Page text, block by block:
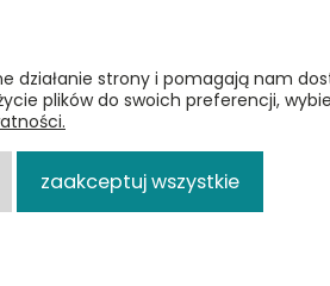
działanie strony i pomagają nam
plików do swoich preferencji,
zaakceptuj wszystkie